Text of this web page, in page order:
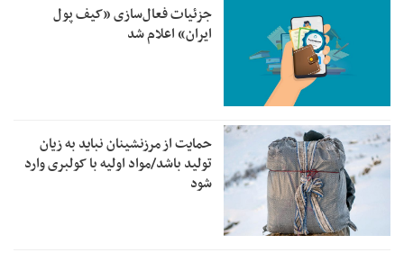
جزئیات فعال‌سازی «کیف پول
ایران» اعلام شد
حمایت از مرزنشینان نباید به زیان
تولید باشد/مواد اولیه با کولبری وارد
شود